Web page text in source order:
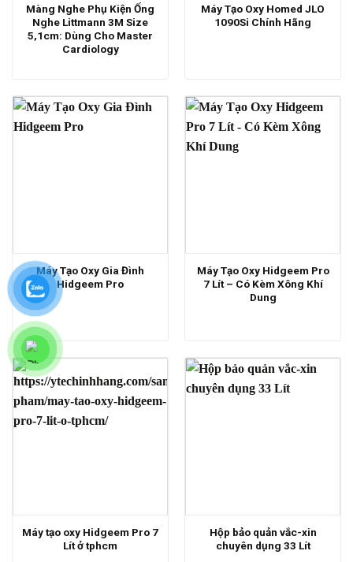
Màng Nghe Phụ Kiện Ống
Nghe Littmann 3M Size
5,1cm: Dùng Cho Master
Cardiology
Máy Tạo Oxy Homed JLO
1090Si Chính Hãng
Máy Tạo Oxy Gia Đình
Hidgeem Pro
Máy Tạo Oxy Hidgeem Pro
7 Lít – Có Kèm Xông Khí
Dung
Máy tạo oxy Hidgeem Pro 7
Lít ở tphcm
Hộp bảo quản vắc-xin
chuyên dụng 33 Lít